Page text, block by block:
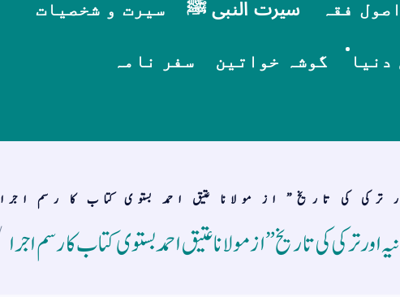
فقہ سیرت النبی ﷺ سیرت و شخصیات
دنیا گوشہ خواتین سفر نامہ
ترکی کی تاریخ” از مولانا عتیق احمد بستوی کتاب کا رسم اجرا
اور ترکی کی تاریخ” از مولانا عتیق احمد بستوی کتاب کا رسم اجرا